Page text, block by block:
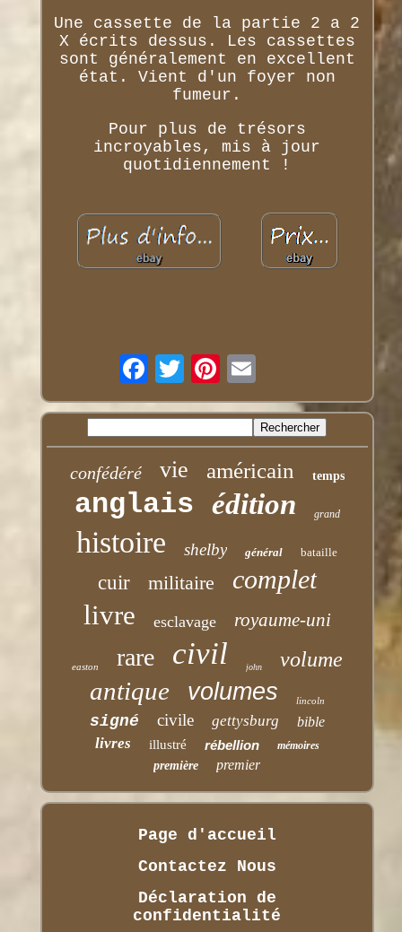
Une cassette de la partie 2 a 2
X écrits dessus. Les cassettes
sont généralement en excellent
état. Vient d'un foyer non
fumeur.
Pour plus de trésors
incroyables, mis à jour
quotidiennement !
confédéré vie américain temps
anglais édition grand
histoire shelby général bataille
cuir militaire complet
livre esclavage royaume-uni
easton rare civil john volume
antique volumes lincoln
signé civile gettysburg bible
livres illustré rébellion mémoires
première premier
Page d'accueil
Contactez Nous
Déclaration de
confidentialité